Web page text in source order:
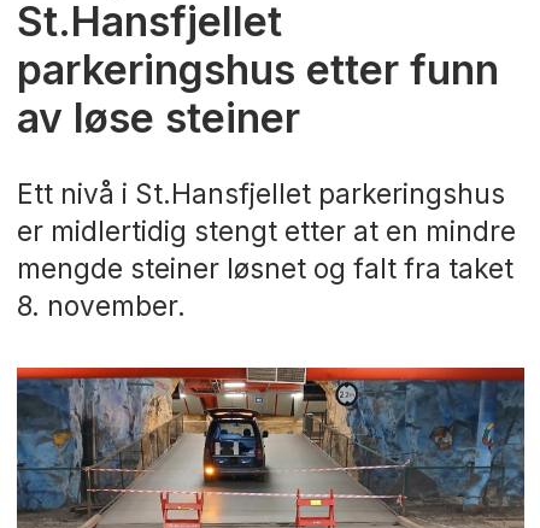
St.Hansfjellet
parkeringshus etter funn
av løse steiner
Ett nivå i St.Hansfjellet parkeringshus
er midlertidig stengt etter at en mindre
mengde steiner løsnet og falt fra taket
8. november.